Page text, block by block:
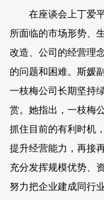
在座谈会上丁爱
所面临的市场形势、
改造、公司的经营理
的问题和困难。斯媛
一枝梅公司长期坚持
赏。她指出，一枝梅
抓住目前的有利时机
提升经营能力，再接
充分发挥规模优势、
努力把企业建成同行